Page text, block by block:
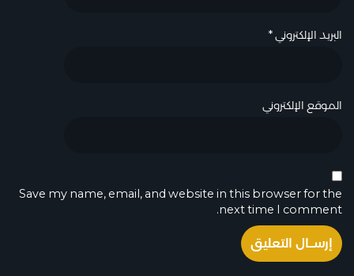
البريد الإلكتروني*
الموقع الإلكتروني
Save my name, email, and website in this browser for the
next time I comment.